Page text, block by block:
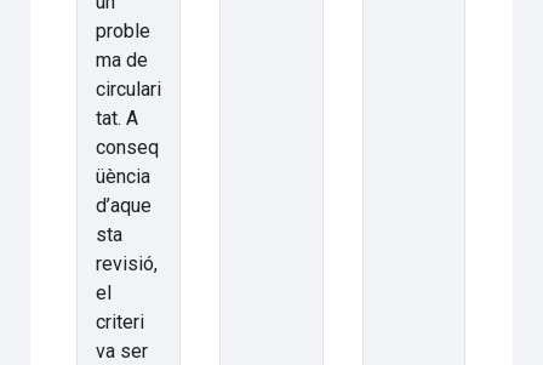
proble
ma de
circulari
tat. A
conseq
üència
d’aque
sta
revisió,
el
criteri
va ser